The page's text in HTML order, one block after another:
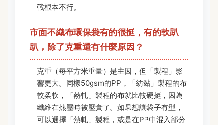
戰根本不行。
市面不織布環保袋有的很挺，有的軟趴
趴，除了克重還有什麼原因？
克重（每平方米重量）是主因，但「製程」影
響更大。同樣50gsm的PP，「紡黏」製程的布
較柔軟，「熱軋」製程的布就比較硬挺，因為
纖維在熱壓時被壓實了。如果想讓袋子有型，
可以選擇「熱軋」製程，或是在PP中混入部分